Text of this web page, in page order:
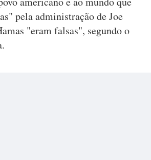
pela administração de Joe
"eram falsas", segundo o